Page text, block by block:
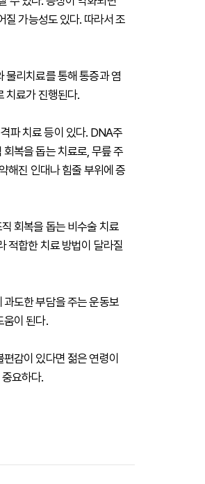
질 가능성도 있다. 따라서 조
물리치료를 통해 통증과 염
치료가 진행된다.
파 치료 등이 있다. DNA주
복을 돕는 치료로, 무릎 주
해진 인대나 힘줄 부위에 증
회복을 돕는 비수술 치료
적합한 치료 방법이 달라질
도한 부담을 주는 운동보
움이 된다.
감이 있다면 젊은 연령이
요하다.